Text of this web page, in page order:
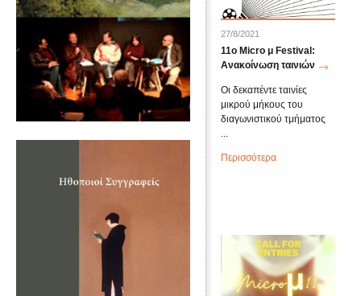
27/8/2021
11o Micro μ Festival:
Ανακοίνωση ταινιών
Οι δεκαπέντε ταινίες
μικρού μήκους του
διαγωνιστικού τμήματος
...
Περισσότερα